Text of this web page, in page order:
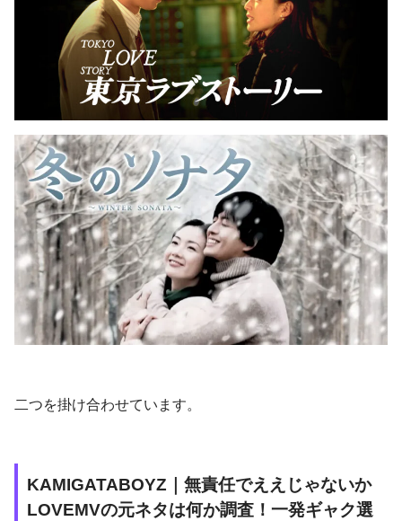
二つを掛け合わせています。
KAMIGATABOYZ｜無責任でええじゃないか
LOVEMVの元ネタは何か調査！一発ギャク選